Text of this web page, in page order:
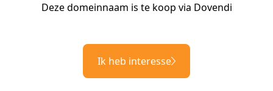
Deze domeinnaam is te koop via Dovendi
Ik heb interesse